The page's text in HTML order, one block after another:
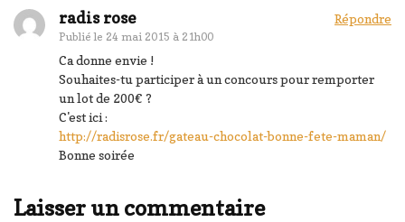
radis rose
Publié le 24 mai 2015 à 21h00
Répondre
Ca donne envie !
Souhaites-tu participer à un concours pour remporter
un lot de 200€ ?
C'est ici :
http://radisrose.fr/gateau-chocolat-bonne-fete-maman/
Bonne soirée
Laisser un commentaire